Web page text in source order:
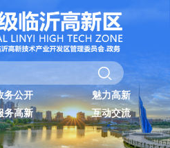
务公开
魅力高新
务高新
互动交流